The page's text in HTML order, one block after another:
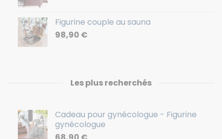
Figurine couple au sauna
98,90 €
Les plus recherchés
Cadeau pour gynécologue - Figurine
gynécologue